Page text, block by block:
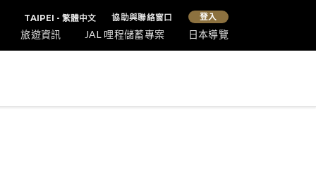
TAIPEI - 繁體中文 協助與聯絡窗口 登入
旅遊資訊 JAL 哩程儲蓄專案 日本導覽